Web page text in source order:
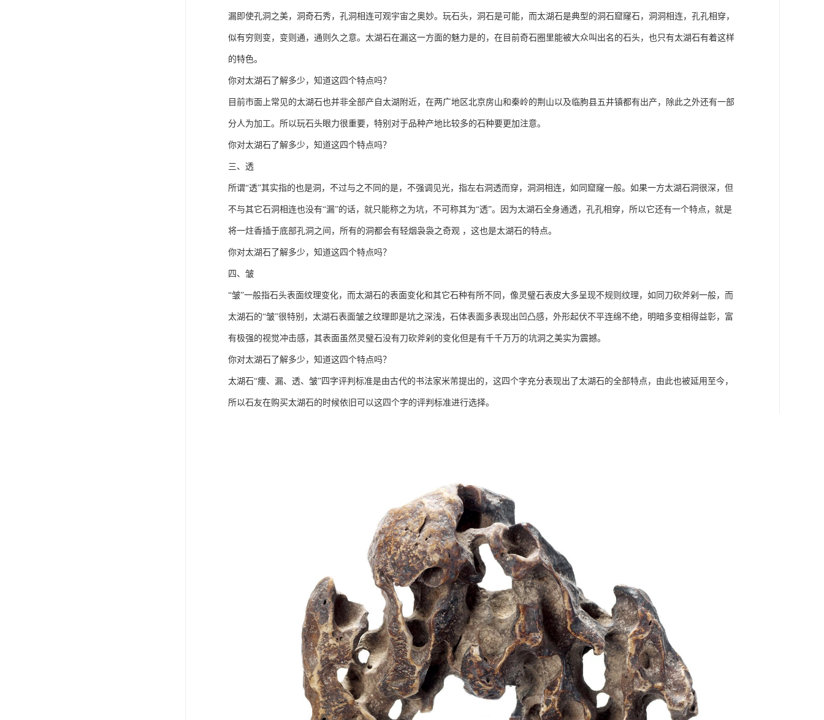
漏即使孔洞之美，洞奇石秀，孔洞相连可观宇宙之奥妙。玩石头，洞石是可能，而太湖石是典型的洞石窟窿石，洞洞相连，孔孔相穿，
似有穷则变，变则通，通则久之意。太湖石在漏这一方面的魅力是的，在目前奇石圈里能被大众叫出名的石头，也只有太湖石有着这样
的特色。
你对太湖石了解多少，知道这四个特点吗？
目前市面上常见的太湖石也并非全部产自太湖附近，在两广地区北京房山和秦岭的荆山以及临朐县五井镇都有出产，除此之外还有一部
分人为加工。所以玩石头眼力很重要，特别对于品种产地比较多的石种要更加注意。
你对太湖石了解多少，知道这四个特点吗？
三、透
所谓“透”其实指的也是洞，不过与之不同的是，不强调见光，指左右洞透而穿，洞洞相连，如同窟窿一般。如果一方太湖石洞很深，但
不与其它石洞相连也没有“漏”的话，就只能称之为坑，不可称其为“透”。因为太湖石全身通透，孔孔相穿，所以它还有一个特点，就是
将一炷香插于底部孔洞之间，所有的洞都会有轻烟袅袅之奇观 ，这也是太湖石的特点。
你对太湖石了解多少，知道这四个特点吗？
四、皱
“皱”一般指石头表面纹理变化，而太湖石的表面变化和其它石种有所不同，像灵璧石表皮大多呈现不规则纹理，如同刀砍斧剁一般，而
太湖石的“皱”很特别，太湖石表面皱之纹理即是坑之深浅，石体表面多表现出凹凸感，外形起伏不平连绵不绝，明暗多变相得益彰，富
有极强的视觉冲击感，其表面虽然灵璧石没有刀砍斧剁的变化但是有千千万万的坑洞之美实为震撼。
你对太湖石了解多少，知道这四个特点吗？
太湖石“痩、漏、透、皱”四字评判标准是由古代的书法家米芾提出的，这四个字充分表现出了太湖石的全部特点，由此也被延用至今，
所以石友在购买太湖石的时候依旧可以这四个字的评判标准进行选择。